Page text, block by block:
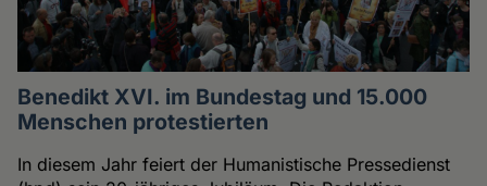
Benedikt XVI. im Bundestag und 15.000
Menschen protestierten
In diesem Jahr feiert der Humanistische Pressedienst